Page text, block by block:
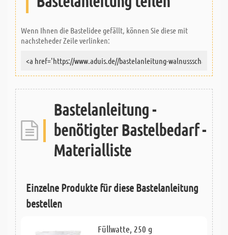
Wenn Ihnen die Bastelidee gefällt, können Sie diese mit
nachsteheder Zeile verlinken:
Bastelanleitung -
benötigter Bastelbedarf -
Materialliste
Einzelne Produkte für diese Bastelanleitung
bestellen
Füllwatte, 250 g